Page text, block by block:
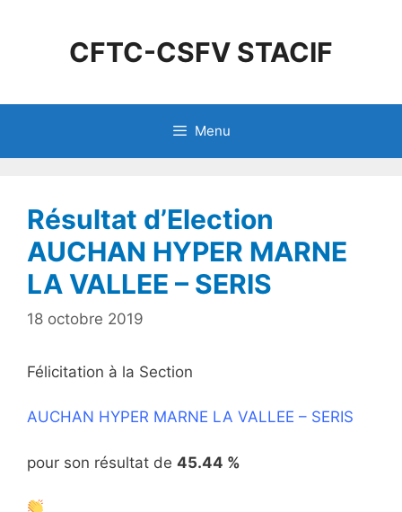
CFTC-CSFV STACIF
Menu
Résultat d’Election
AUCHAN HYPER MARNE
LA VALLEE – SERIS
18 octobre 2019
Félicitation à la Section
AUCHAN HYPER MARNE LA VALLEE – SERIS
pour son résultat de 45.44 %